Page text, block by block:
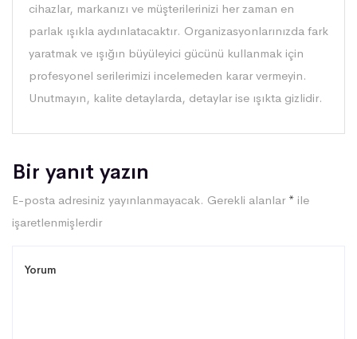
cihazlar, markanızı ve müşterilerinizi her zaman en
parlak ışıkla aydınlatacaktır. Organizasyonlarınızda fark
yaratmak ve ışığın büyüleyici gücünü kullanmak için
profesyonel serilerimizi incelemeden karar vermeyin.
Unutmayın, kalite detaylarda, detaylar ise ışıkta gizlidir.
Bir yanıt yazın
E-posta adresiniz yayınlanmayacak. Gerekli alanlar * ile
işaretlenmişlerdir